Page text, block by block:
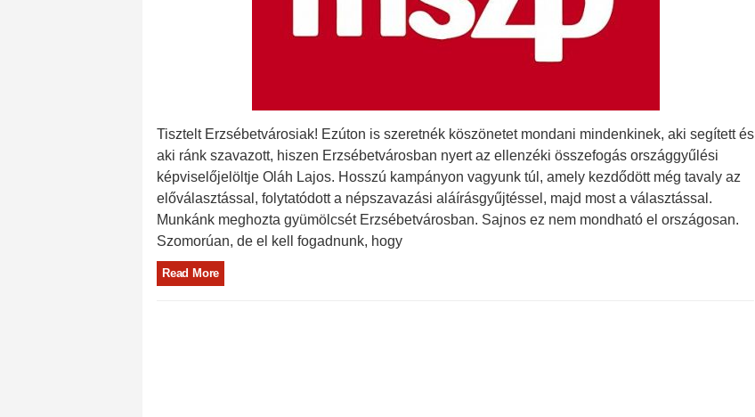
Tisztelt Erzsébetvárosiak! Ezúton is szeretnék köszönetet mondani mindenkinek, aki segített és
aki ránk szavazott, hiszen Erzsébetvárosban nyert az ellenzéki összefogás országgyűlési
képviselőjelöltje Oláh Lajos. Hosszú kampányon vagyunk túl, amely kezdődött még tavaly az
előválasztással, folytatódott a népszavazási aláírásgyűjtéssel, majd most a választással.
Munkánk meghozta gyümölcsét Erzsébetvárosban. Sajnos ez nem mondható el országosan.
Szomorúan, de el kell fogadnunk, hogy
Read More